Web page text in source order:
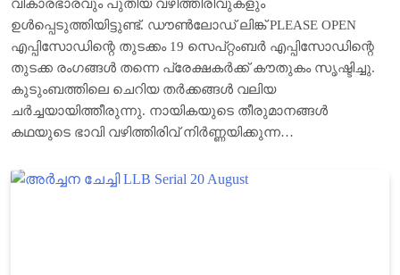
വികാരഭാരവും പുതിയ വഴിത്തിരിവുകളും
ഉൾപ്പെടുത്തിയിട്ടുണ്ട്. ഡൗൺലോഡ് ലിങ്ക് PLEASE OPEN
എപ്പിസോഡിന്റെ തുടക്കം 19 സെപ്റ്റംബർ എപ്പിസോഡിന്റെ
തുടക്ക രംഗങ്ങൾ തന്നെ പ്രേക്ഷകർക്ക് കൗതുകം സൃഷ്ടിച്ചു.
കുടുംബത്തിലെ ചെറിയ തർക്കങ്ങൾ വലിയ
ചര്‍ച്ചയായിത്തീരുന്നു. നായികയുടെ തീരുമാനങ്ങൾ
കഥയുടെ ഭാവി വഴിത്തിരിവ് നിർണ്ണയിക്കുന്ന…